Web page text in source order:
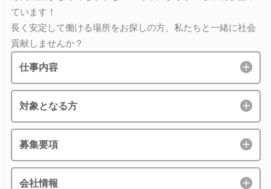
ています！
長く安定して働ける場所をお探しの方、私たちと一緒に社会
貢献しませんか？
仕事内容
対象となる方
募集要項
会社情報